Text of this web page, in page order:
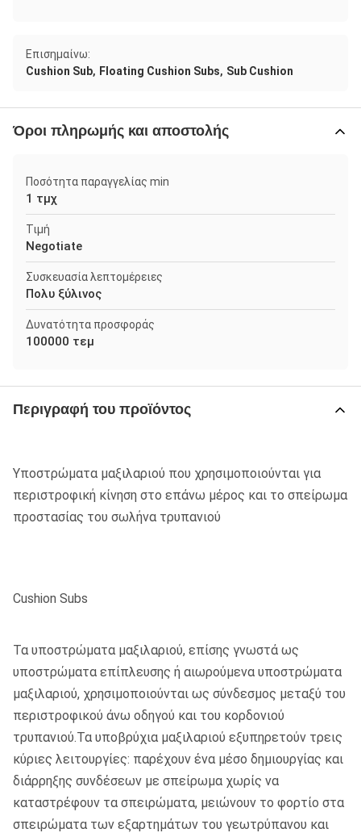
Επισημαίνω:
Cushion Sub, Floating Cushion Subs, Sub Cushion
Όροι πληρωμής και αποστολής
Ποσότητα παραγγελίας min
1 τμχ
Τιμή
Negotiate
Συσκευασία λεπτομέρειες
Πολυ ξύλινος
Δυνατότητα προσφοράς
100000 τεμ
Περιγραφή του προϊόντος
Υποστρώματα μαξιλαριού που χρησιμοποιούνται για
περιστροφική κίνηση στο επάνω μέρος και το σπείρωμα
προστασίας του σωλήνα τρυπανιού
Cushion Subs
Τα υποστρώματα μαξιλαριού, επίσης γνωστά ως
υποστρώματα επίπλευσης ή αιωρούμενα υποστρώματα
μαξιλαριού, χρησιμοποιούνται ως σύνδεσμος μεταξύ του
περιστροφικού άνω οδηγού και του κορδονιού
τρυπανιού.Τα υποβρύχια μαξιλαριού εξυπηρετούν τρεις
κύριες λειτουργίες: παρέχουν ένα μέσο δημιουργίας και
διάρρηξης συνδέσεων με σπείρωμα χωρίς να
καταστρέφουν τα σπειρώματα, μειώνουν το φορτίο στα
σπειρώματα των εξαρτημάτων του γεωτρύπανου και